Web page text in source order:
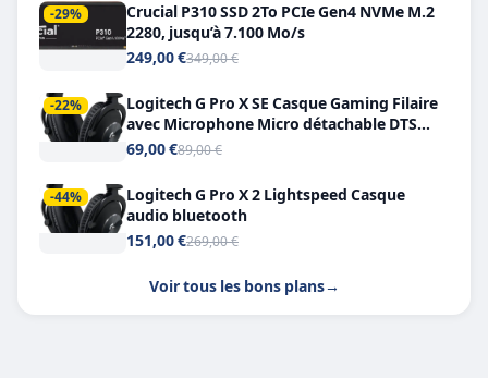
-29%
Crucial P310 SSD 2To PCIe Gen4 NVMe M.2
2280, jusqu’à 7.100 Mo/s
249,00 €349,00 €
-22%
Logitech G Pro X SE Casque Gaming Filaire
avec Microphone Micro détachable DTS
Headphone X 7.1
69,00 €89,00 €
-44%
Logitech G Pro X 2 Lightspeed Casque
audio bluetooth
151,00 €269,00 €
Voir tous les bons plans→